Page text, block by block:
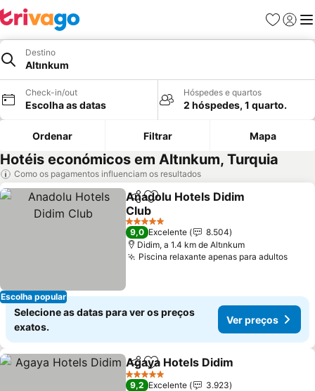
Favoritos
Iniciar
Destino
Altınkum
Check-in/out
Escolha as datas
Hóspedes e quartos
2 hóspedes, 1 quarto.
Ordenar Filtrar Mapa
Hotéis económicos em Altınkum, Turquia
Como os pagamentos influenciam os resultados
Escolha popular
PartilharAdicionar aos favoritos
Anadolu Hotels Didim
Club
5 Estrelas
9,0 Excelente
8.504
Didim, a 1.4 km de Altınkum
Piscina relaxante apenas para adultos
Selecione as datas para ver os preços
exatos.
Ver preços
PartilharAdicionar aos favoritos
Agaya Hotels Didim
5 Estrelas
9,2 Excelente
3.923